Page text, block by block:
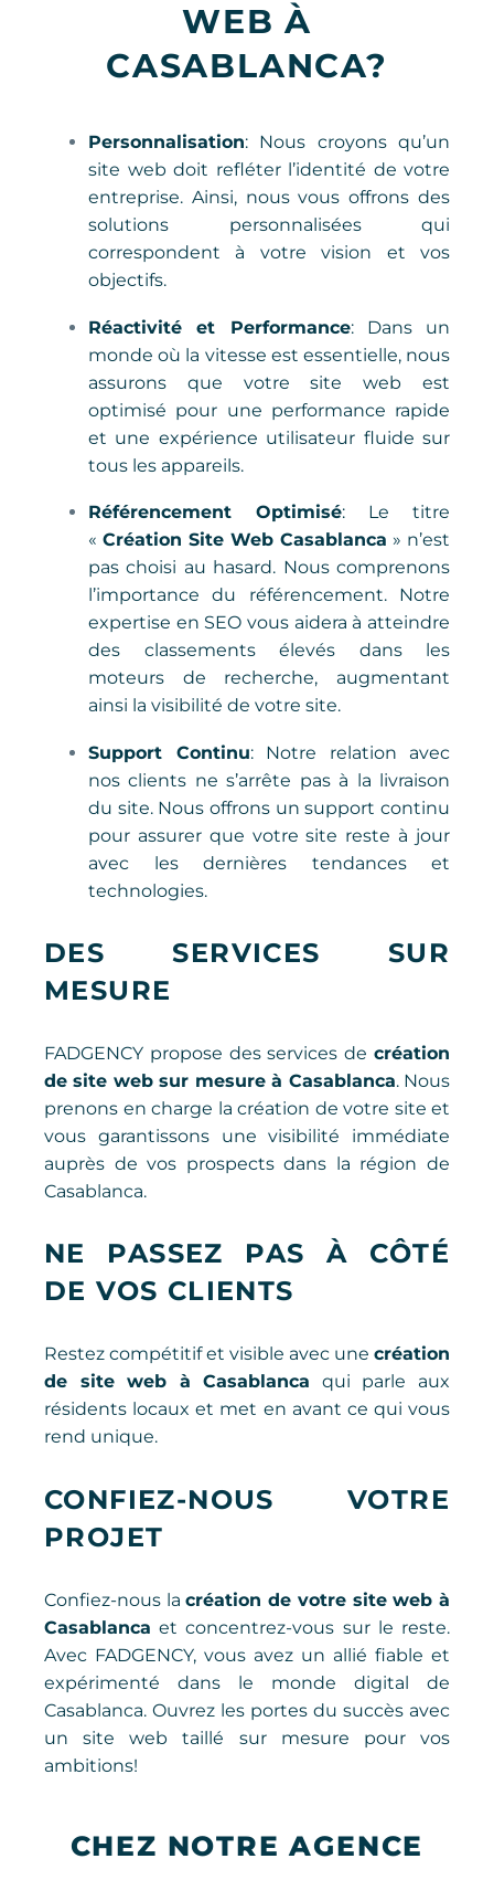
WEB À
CASABLANCA?
Personnalisation: Nous croyons qu’un
site web doit refléter l’identité de votre
entreprise. Ainsi, nous vous offrons des
solutions personnalisées qui
correspondent à votre vision et vos
objectifs.
Réactivité et Performance: Dans un
monde où la vitesse est essentielle, nous
assurons que votre site web est
optimisé pour une performance rapide
et une expérience utilisateur fluide sur
tous les appareils.
Référencement Optimisé: Le titre
« Création Site Web Casablanca » n’est
pas choisi au hasard. Nous comprenons
l’importance du référencement. Notre
expertise en SEO vous aidera à atteindre
des classements élevés dans les
moteurs de recherche, augmentant
ainsi la visibilité de votre site.
Support Continu: Notre relation avec
nos clients ne s’arrête pas à la livraison
du site. Nous offrons un support continu
pour assurer que votre site reste à jour
avec les dernières tendances et
technologies.
DES SERVICES SUR
MESURE
FADGENCY propose des services de création
de site web sur mesure à Casablanca. Nous
prenons en charge la création de votre site et
vous garantissons une visibilité immédiate
auprès de vos prospects dans la région de
Casablanca.
NE PASSEZ PAS À CÔTÉ
DE VOS CLIENTS
Restez compétitif et visible avec une création
de site web à Casablanca qui parle aux
résidents locaux et met en avant ce qui vous
rend unique.
CONFIEZ-NOUS VOTRE
PROJET
Confiez-nous lacréation de votre site web à
Casablanca et concentrez-vous sur le reste.
Avec FADGENCY, vous avez un allié fiable et
expérimenté dans le monde digital de
Casablanca. Ouvrez les portes du succès avec
un site web taillé sur mesure pour vos
ambitions!
CHEZ NOTRE AGENCE